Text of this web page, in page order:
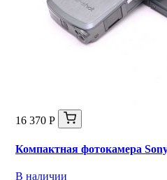
16 370 Р
Компактная фотокамера
В наличии